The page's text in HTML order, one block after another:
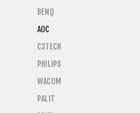
BENQ
AOC
C3TECH
PHILIPS
WACOM
PALIT